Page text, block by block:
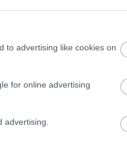
to advertising like cookies on
for online advertising
advertising.
laptop